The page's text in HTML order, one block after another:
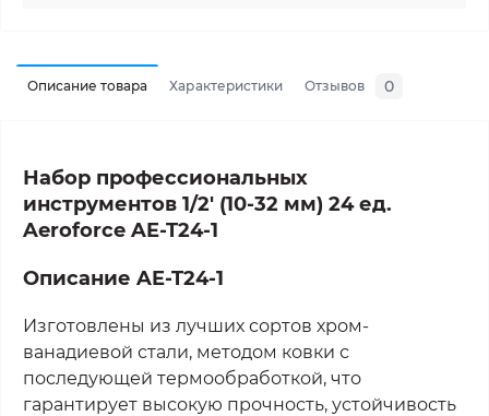
Описание товара Характеристики Отзывов 0
Набор профессиональных
инструментов 1/2' (10-32 мм) 24 ед.
Aeroforce AE-T24-1
Описание AE-T24-1
Изготовлены из лучших сортов хром-
ванадиевой стали, методом ковки с
последующей термообработкой, что
гарантирует высокую прочность, устойчивость